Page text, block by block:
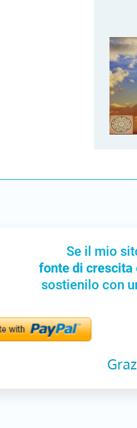
Se il mio
fonte di crescita
sostienilo con